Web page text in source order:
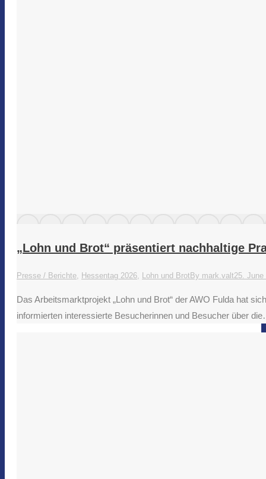
„Lohn und Brot“ präsentiert nachhaltige
Presse / Berichte, Hessentag 2026, Lohn und BrotBy mark.valt25. June
Das Arbeitsmarktprojekt „Lohn und Brot“ der AWO Fulda hat
informierten interessierte Besucherinnen und Besucher über